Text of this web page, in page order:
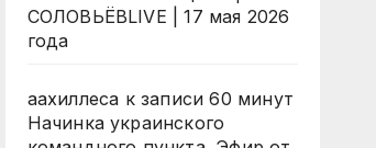
СОЛОВЬЁВLIVE | 17 мая 2026
года
аахиллеса к записи60 минут
Начинка украинского